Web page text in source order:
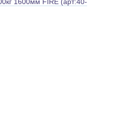
1600мм FIRE (арт:40-